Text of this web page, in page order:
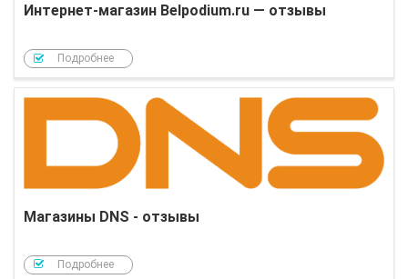
Интернет-магазин Belpodium.ru — отзывы
Подробнее
Магазины DNS - отзывы
Подробнее